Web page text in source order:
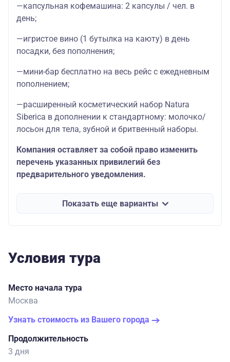
—капсульная кофемашина: 2 капсулы / чел. в
день;
—игристое вино (1 бутылка на каюту) в день
посадки, без пополнения;
—мини-бар бесплатно на весь рейс с ежедневным
пополнением;
—расширенный косметический набор Natura
Siberica в дополнении к стандартному: молочко/
лосьон для тела, зубной и бритвенный наборы.
Компания оставляет за собой право изменить
перечень указанных привилегий без
предварительного уведомления.
Показать еще варианты
Условия тура
Место начала тура
Москва
Узнать стоимость из Вашего города
Продолжительность
3 дня